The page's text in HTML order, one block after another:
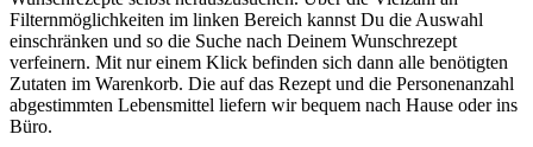
Filternmöglichkeiten im linken Bereich kannst Du die Auswahl
einschränken und so die Suche nach Deinem Wunschrezept
verfeinern. Mit nur einem Klick befinden sich dann alle benötigten
Zutaten im Warenkorb. Die auf das Rezept und die Personenanzahl
abgestimmten Lebensmittel liefern wir bequem nach Hause oder ins
Büro.